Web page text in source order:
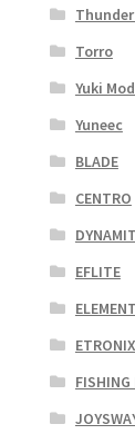
Torro
Yuki
Yuneec
BLADE
CENTRO
EFLITE
ETRONIX
FISHING